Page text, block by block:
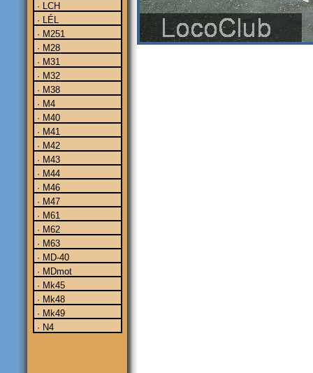
· LCH
· LÉL
· M251
· M28
· M31
· M32
· M38
· M4
· M40
· M41
· M42
· M43
· M44
· M46
· M47
· M61
· M62
· M63
· MD-40
· MDmot
· Mk45
· Mk48
· Mk49
· N4